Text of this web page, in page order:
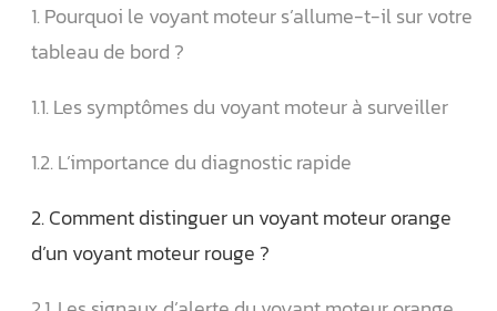
1. Pourquoi le voyant moteur s’allume-t-il sur votre
tableau de bord ?
1.1. Les symptômes du voyant moteur à surveiller
1.2. L’importance du diagnostic rapide
2. Comment distinguer un voyant moteur orange
d’un voyant moteur rouge ?